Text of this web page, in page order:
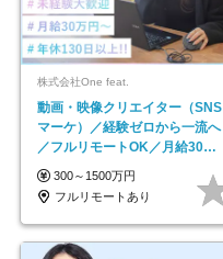
株式会社One feat.
動画・映像クリエイター（SNS
マーケ）／経験ゼロから一流へ
／フルリモートOK／月給30万
円～／年休130日以上
300～1500万円
フルリモートあり